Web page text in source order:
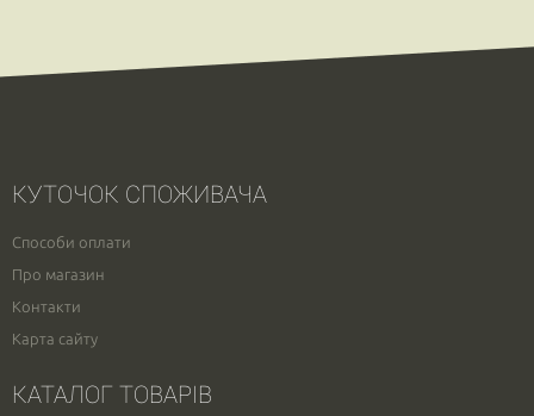
КУТОЧОК СПОЖИВАЧА
Способи оплати
Про магазин
Контакти
Карта сайту
КАТАЛОГ ТОВАРІВ